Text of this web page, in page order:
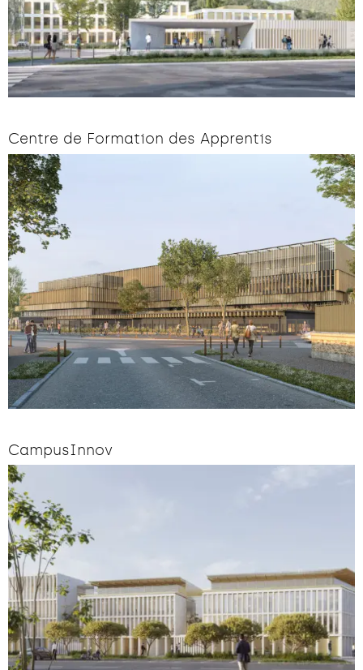
Centre de Formation des Apprentis
CampusInnov